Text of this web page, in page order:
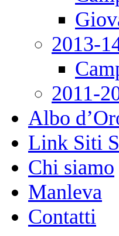
2013-
2011-
Albo
Link Siti
Chi siamo
Manleva
Contatti